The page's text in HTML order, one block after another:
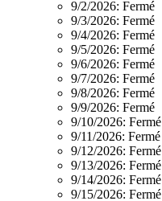
9/2/2026: Fermé
9/3/2026: Fermé
9/4/2026: Fermé
9/5/2026: Fermé
9/6/2026: Fermé
9/7/2026: Fermé
9/8/2026: Fermé
9/9/2026: Fermé
9/10/2026: Fermé
9/11/2026: Fermé
9/12/2026: Fermé
9/13/2026: Fermé
9/14/2026: Fermé
9/15/2026: Fermé